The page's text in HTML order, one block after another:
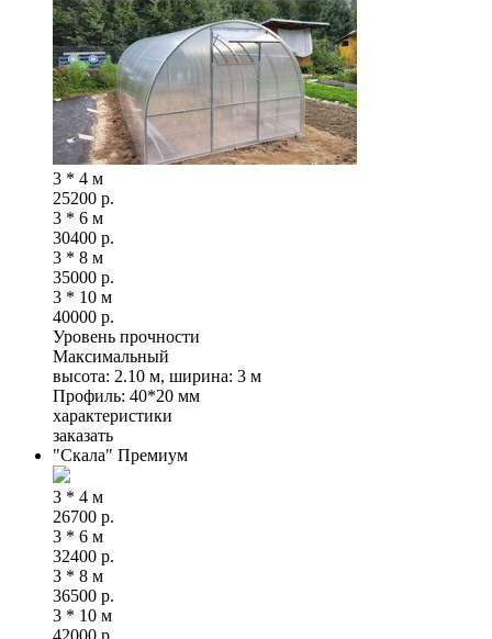
3 * 4 м
25200 р.
3 * 6 м
30400 р.
3 * 8 м
35000 р.
3 * 10 м
40000 р.
Уровень прочности
Максимальный
высота: 2.10 м, ширина: 3 м
Профиль: 40*20 мм
характеристики
заказать
"Скала" Премиум
3 * 4 м
26700 р.
3 * 6 м
32400 р.
3 * 8 м
36500 р.
3 * 10 м
42000 р.